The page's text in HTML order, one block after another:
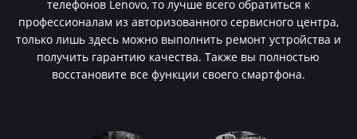
телефонов Lenovo, то лучше всего обратиться к
профессионалам из авторизованного сервисного центра,
только лишь здесь можно выполнить ремонт устройства и
получить гарантию качества. Также вы полностью
восстановите все функции своего смартфона.